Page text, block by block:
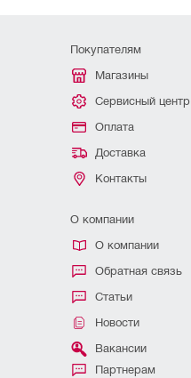
Покупателям
Магазины
Сервисный центр
Оплата
Доставка
Контакты
О компании
О компании
Обратная связь
Статьи
Новости
Вакансии
Партнерам